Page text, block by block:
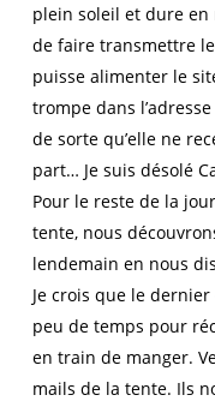
plein soleil et dure en
de faire transmettre
puisse alimenter le
trompe dans
de sorte qu’elle ne
part… Je suis désolé
Pour le reste de la
tente, nous
lendemain en nous
Je crois que le
peu de temps pour
en train de manger.
mails de la tente. Ils